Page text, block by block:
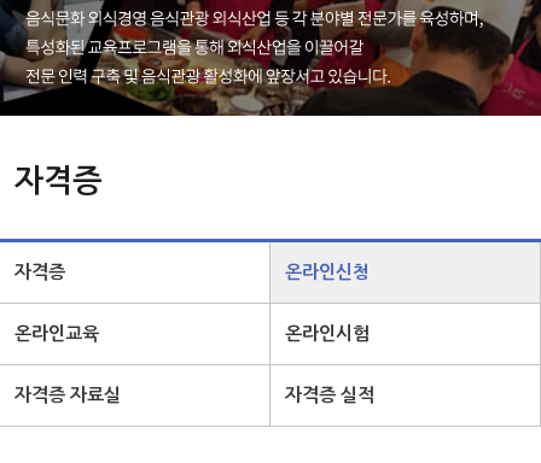
자격증
자격증 온라인신청
온라인교육 온라인시험
자격증 자료실 자격증 실적